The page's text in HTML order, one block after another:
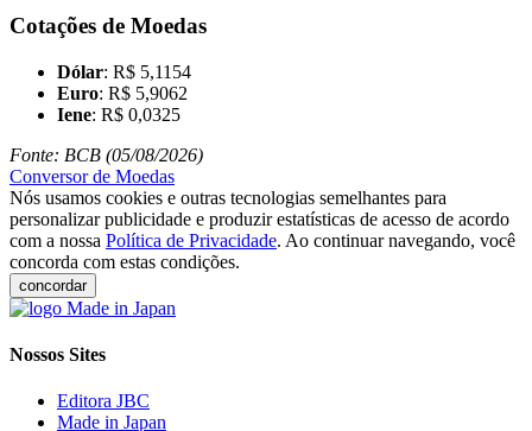
Cotações de Moedas
Dólar: R$ 5,1154
Euro: R$ 5,9062
Iene: R$ 0,0325
Fonte: BCB (05/08/2026)
Conversor de Moedas
Nós usamos cookies e outras tecnologias semelhantes para
personalizar publicidade e produzir estatísticas de acesso de acordo
com a nossa Política de Privacidade. Ao continuar navegando, você
concorda com estas condições.
concordar
Nossos Sites
Editora JBC
Made in Japan